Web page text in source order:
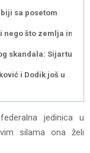
sa posetom
što zemlja ima
skandala: Sijartu
i Dodik još u
jedinica u
silama ona želi